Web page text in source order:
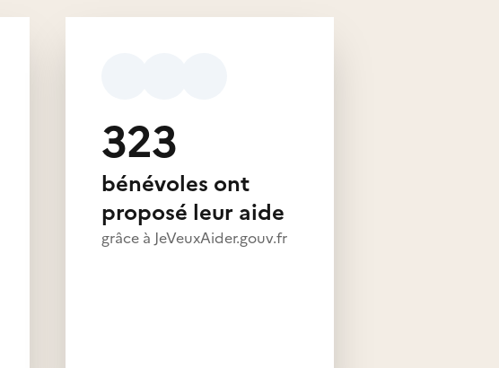
323
bénévoles ont
proposé leur aide
grâce à JeVeuxAider.gouv.fr